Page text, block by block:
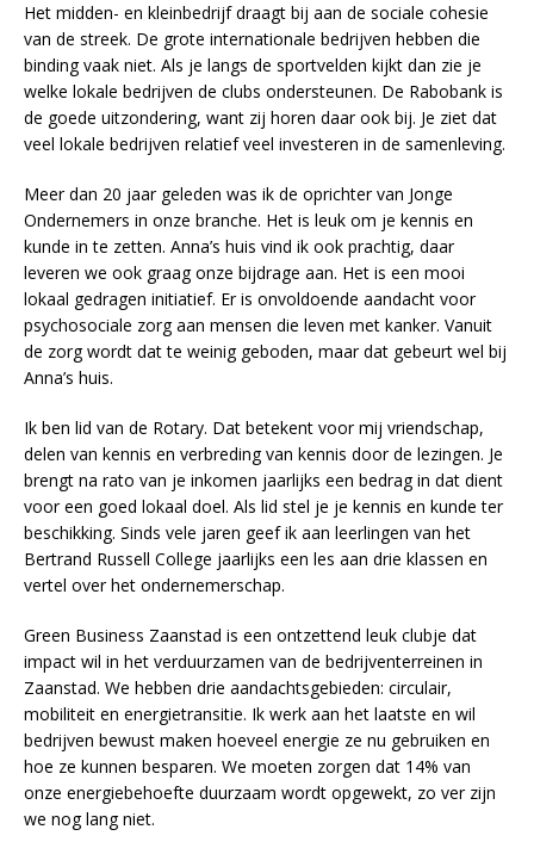
Het midden- en kleinbedrijf draagt bij aan de sociale cohesie
van de streek. De grote internationale bedrijven hebben die
binding vaak niet. Als je langs de sportvelden kijkt dan zie je
welke lokale bedrijven de clubs ondersteunen. De Rabobank is
de goede uitzondering, want zij horen daar ook bij. Je ziet dat
veel lokale bedrijven relatief veel investeren in de samenleving.
Meer dan 20 jaar geleden was ik de oprichter van Jonge
Ondernemers in onze branche. Het is leuk om je kennis en
kunde in te zetten. Anna’s huis vind ik ook prachtig, daar
leveren we ook graag onze bijdrage aan. Het is een mooi
lokaal gedragen initiatief. Er is onvoldoende aandacht voor
psychosociale zorg aan mensen die leven met kanker. Vanuit
de zorg wordt dat te weinig geboden, maar dat gebeurt wel bij
Anna’s huis.
Ik ben lid van de Rotary. Dat betekent voor mij vriendschap,
delen van kennis en verbreding van kennis door de lezingen. Je
brengt na rato van je inkomen jaarlijks een bedrag in dat dient
voor een goed lokaal doel. Als lid stel je je kennis en kunde ter
beschikking. Sinds vele jaren geef ik aan leerlingen van het
Bertrand Russell College jaarlijks een les aan drie klassen en
vertel over het ondernemerschap.
Green Business Zaanstad is een ontzettend leuk clubje dat
impact wil in het verduurzamen van de bedrijventerreinen in
Zaanstad. We hebben drie aandachtsgebieden: circulair,
mobiliteit en energietransitie. Ik werk aan het laatste en wil
bedrijven bewust maken hoeveel energie ze nu gebruiken en
hoe ze kunnen besparen. We moeten zorgen dat 14% van
onze energiebehoefte duurzaam wordt opgewekt, zo ver zijn
we nog lang niet.